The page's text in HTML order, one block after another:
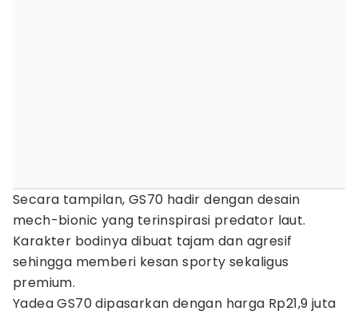
Secara tampilan, GS70 hadir dengan desain
mech-bionic yang terinspirasi predator laut.
Karakter bodinya dibuat tajam dan agresif
sehingga memberi kesan sporty sekaligus
premium.
Yadea GS70 dipasarkan dengan harga Rp21,9 juta